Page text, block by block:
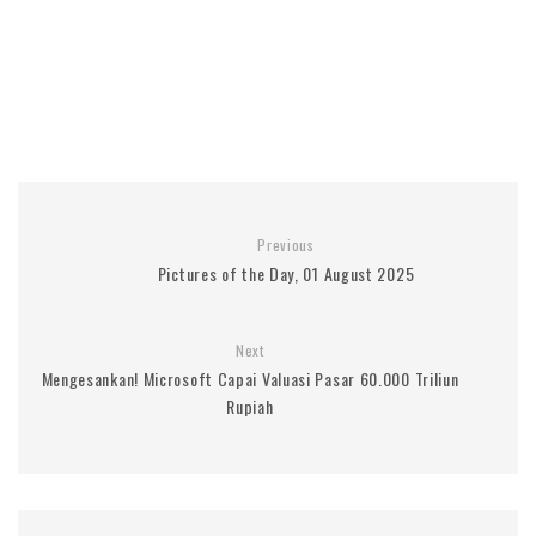
Previous
Pictures of the Day, 01 August 2025
Next
Mengesankan! Microsoft Capai Valuasi Pasar 60.000 Triliun
Rupiah